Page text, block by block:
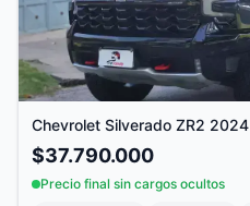
Chevrolet Silverado ZR2 2024
$37.790.000
Precio final sin cargos ocultos